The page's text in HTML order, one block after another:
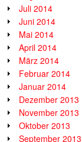
Juli 2014
Juni 2014
Mai 2014
April 2014
März 2014
Februar 2014
Januar 2014
Dezember 2013
November 2013
Oktober 2013
September 2013